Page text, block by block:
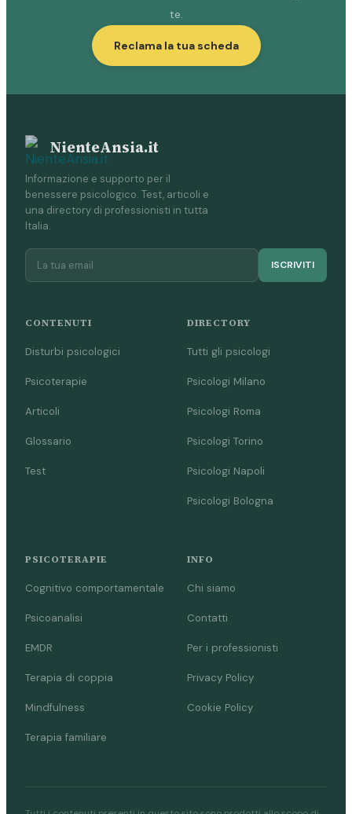
te.
Reclama la tua scheda
NienteAnsia.it
Informazione e supporto per il
benessere psicologico. Test, articoli e
una directory di professionisti in tutta
Italia.
ISCRIVITI
CONTENUTI
Disturbi psicologici
Psicoterapie
Articoli
Glossario
Test
DIRECTORY
Tutti gli psicologi
Psicologi Milano
Psicologi Roma
Psicologi Torino
Psicologi Napoli
Psicologi Bologna
PSICOTERAPIE
Cognitivo comportamentale
Psicoanalisi
EMDR
Terapia di coppia
Mindfulness
Terapia familiare
INFO
Chi siamo
Contatti
Per i professionisti
Privacy Policy
Cookie Policy